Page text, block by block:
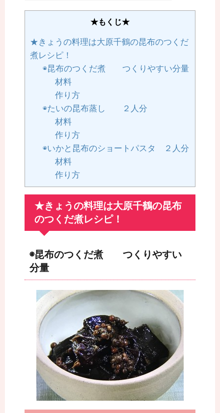
★もくじ★
★きょうの料理は大原千鶴の昆布のつくだ
煮レシピ！
◉昆布のつくだ煮 つくりやすい分量
材料
作り方
◉たいの昆布蒸し ２人分
材料
作り方
◉いかと昆布のショートパスタ ２人分
材料
作り方
★きょうの料理は大原千鶴の昆布
のつくだ煮レシピ！
◉昆布のつくだ煮 つくりやすい
分量